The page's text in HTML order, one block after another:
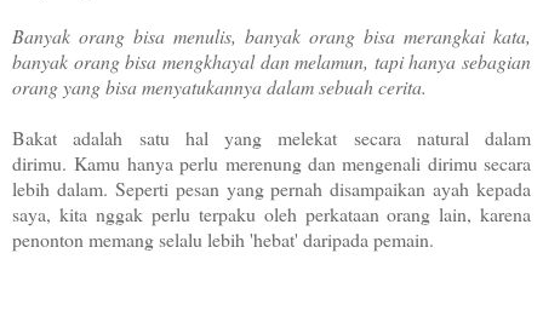
Banyak orang bisa menulis, banyak orang bisa merangkai kata,
banyak orang bisa mengkhayal dan melamun, tapi hanya sebagian
orang yang bisa menyatukannya dalam sebuah cerita.
Bakat adalah satu hal yang melekat secara natural dalam
dirimu. Kamu hanya perlu merenung dan mengenali dirimu secara
lebih dalam. Seperti pesan yang pernah disampaikan ayah kepada
saya, kita nggakperlu terpaku oleh perkataan orang lain, karena
penonton memang selalu lebih 'hebat' daripada pemain.